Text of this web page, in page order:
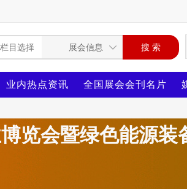
业内热点资讯 全国展会会刊名片
览会暨绿色能源装